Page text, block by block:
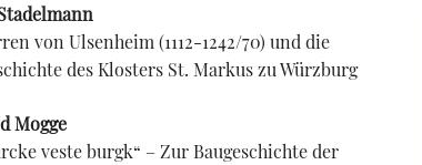
von Ulsenheim (1112-1242/70) und die
des Klosters St. Markus zu Würzburg
Mogge
veste burgk“ – Zur Baugeschichte der